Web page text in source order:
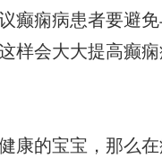
癫痫病患者要避
样会大大提高癫
康的宝宝，那么